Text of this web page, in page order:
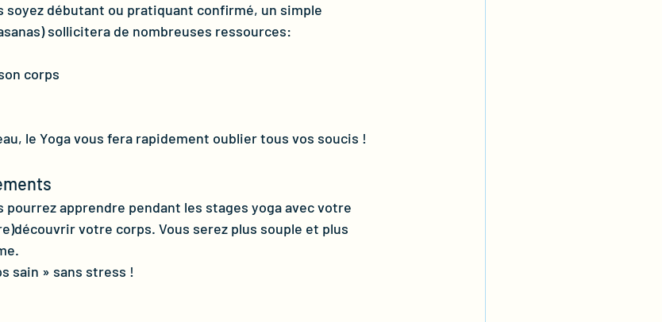
soyez débutant ou pratiquant confirmé, un simple
sollicitera de nombreuses ressources:
corps
le Yoga vous fera rapidement oublier tous vos soucis !
pourrez apprendre pendant les stages yoga avec votre
votre corps. Vous serez plus souple et plus
sain » sans stress !